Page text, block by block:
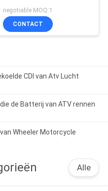
negotiable MOQ:1
CONTACT
CDI van Atv Lucht
de Batterij van ATV rennen
Wheeler Motorcycle
Alle